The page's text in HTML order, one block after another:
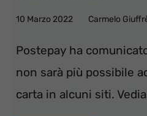
10 Marzo 2022 Carmelo
Postepay ha
non sarà più possibile
carta in alcuni siti.